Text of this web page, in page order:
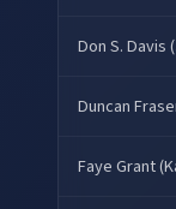
Don S. Davis
Duncan
Faye Grant